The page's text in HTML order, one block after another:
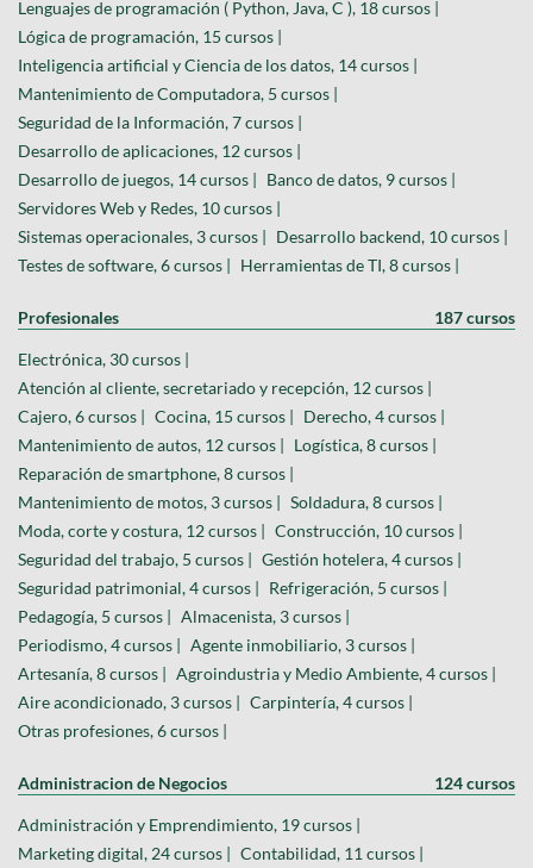
Lenguajes de programación ( Python, Java, C ), 18 cursos |
Lógica de programación, 15 cursos |
Inteligencia artificial y Ciencia de los datos, 14 cursos |
Mantenimiento de Computadora, 5 cursos |
Seguridad de la Información, 7 cursos |
Desarrollo de aplicaciones, 12 cursos |
Desarrollo de juegos, 14 cursos | Banco de datos, 9 cursos |
Servidores Web y Redes, 10 cursos |
Sistemas operacionales, 3 cursos | Desarrollo backend, 10 cursos |
Testes de software, 6 cursos | Herramientas de TI, 8 cursos |
Profesionales 187 cursos
Electrónica, 30 cursos |
Atención al cliente, secretariado y recepción, 12 cursos |
Cajero, 6 cursos | Cocina, 15 cursos | Derecho, 4 cursos |
Mantenimiento de autos, 12 cursos | Logística, 8 cursos |
Reparación de smartphone, 8 cursos |
Mantenimiento de motos, 3 cursos | Soldadura, 8 cursos |
Moda, corte y costura, 12 cursos | Construcción, 10 cursos |
Seguridad del trabajo, 5 cursos | Gestión hotelera, 4 cursos |
Seguridad patrimonial, 4 cursos | Refrigeración, 5 cursos |
Pedagogía, 5 cursos | Almacenista, 3 cursos |
Periodismo, 4 cursos | Agente inmobiliario, 3 cursos |
Artesanía, 8 cursos | Agroindustria y Medio Ambiente, 4 cursos |
Aire acondicionado, 3 cursos | Carpintería, 4 cursos |
Otras profesiones, 6 cursos |
Administracion de Negocios 124 cursos
Administración y Emprendimiento, 19 cursos |
Marketing digital, 24 cursos | Contabilidad, 11 cursos |